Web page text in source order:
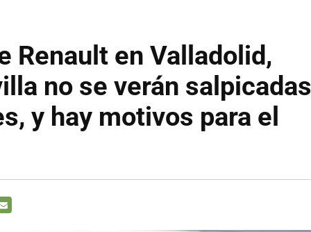
Renault en Valladolid,
no se verán salpicadas
y hay motivos para el